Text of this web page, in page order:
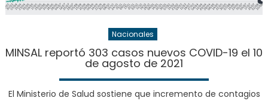
Nacionales
MINSAL reportó 303 casos nuevos COVID-19 el 10
de agosto de 2021
El Ministerio de Salud sostiene que incremento de contagios